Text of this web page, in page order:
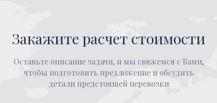
Закажите расчет стоимости
Оставьте описание задачи, и мы свяжемся с Вами,
чтобы подготовить предложение и обсудить
детали предстоящей перевозки